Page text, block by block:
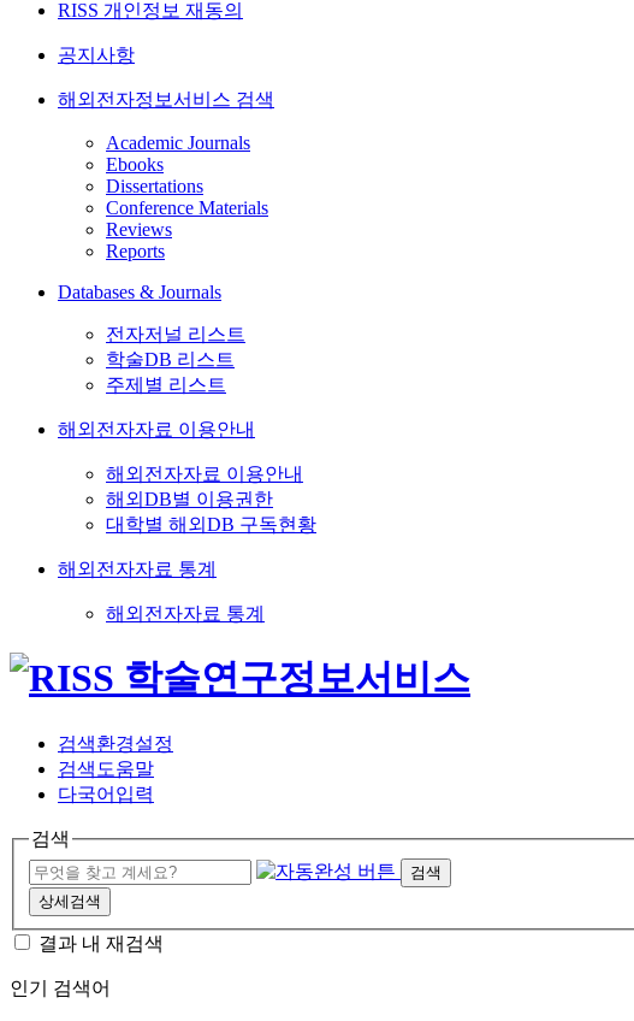
RISS 개인정보 재동의
공지사항
해외전자정보서비스 검색
Academic Journals
Ebooks
Dissertations
Conference Materials
Reviews
Reports
Databases & Journals
전자저널 리스트
학술DB 리스트
주제별 리스트
해외전자자료 이용안내
해외전자자료 이용안내
해외DB별 이용권한
대학별 해외DB 구독현황
해외전자자료 통계
해외전자자료 통계
검색환경설정
검색도움말
다국어입력
검색
검색
상세검색
결과 내 재검색
인기 검색어